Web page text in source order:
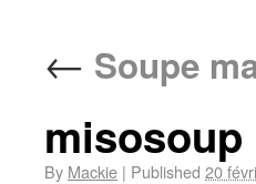
← Soupe
misosoup
By Mackie | Published 20